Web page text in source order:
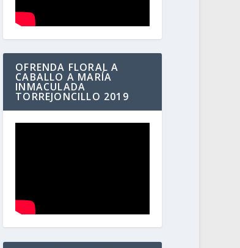
OFRENDA FLORAL A
CABALLO A MARÍA
INMACULADA
TORREJONCILLO 2019